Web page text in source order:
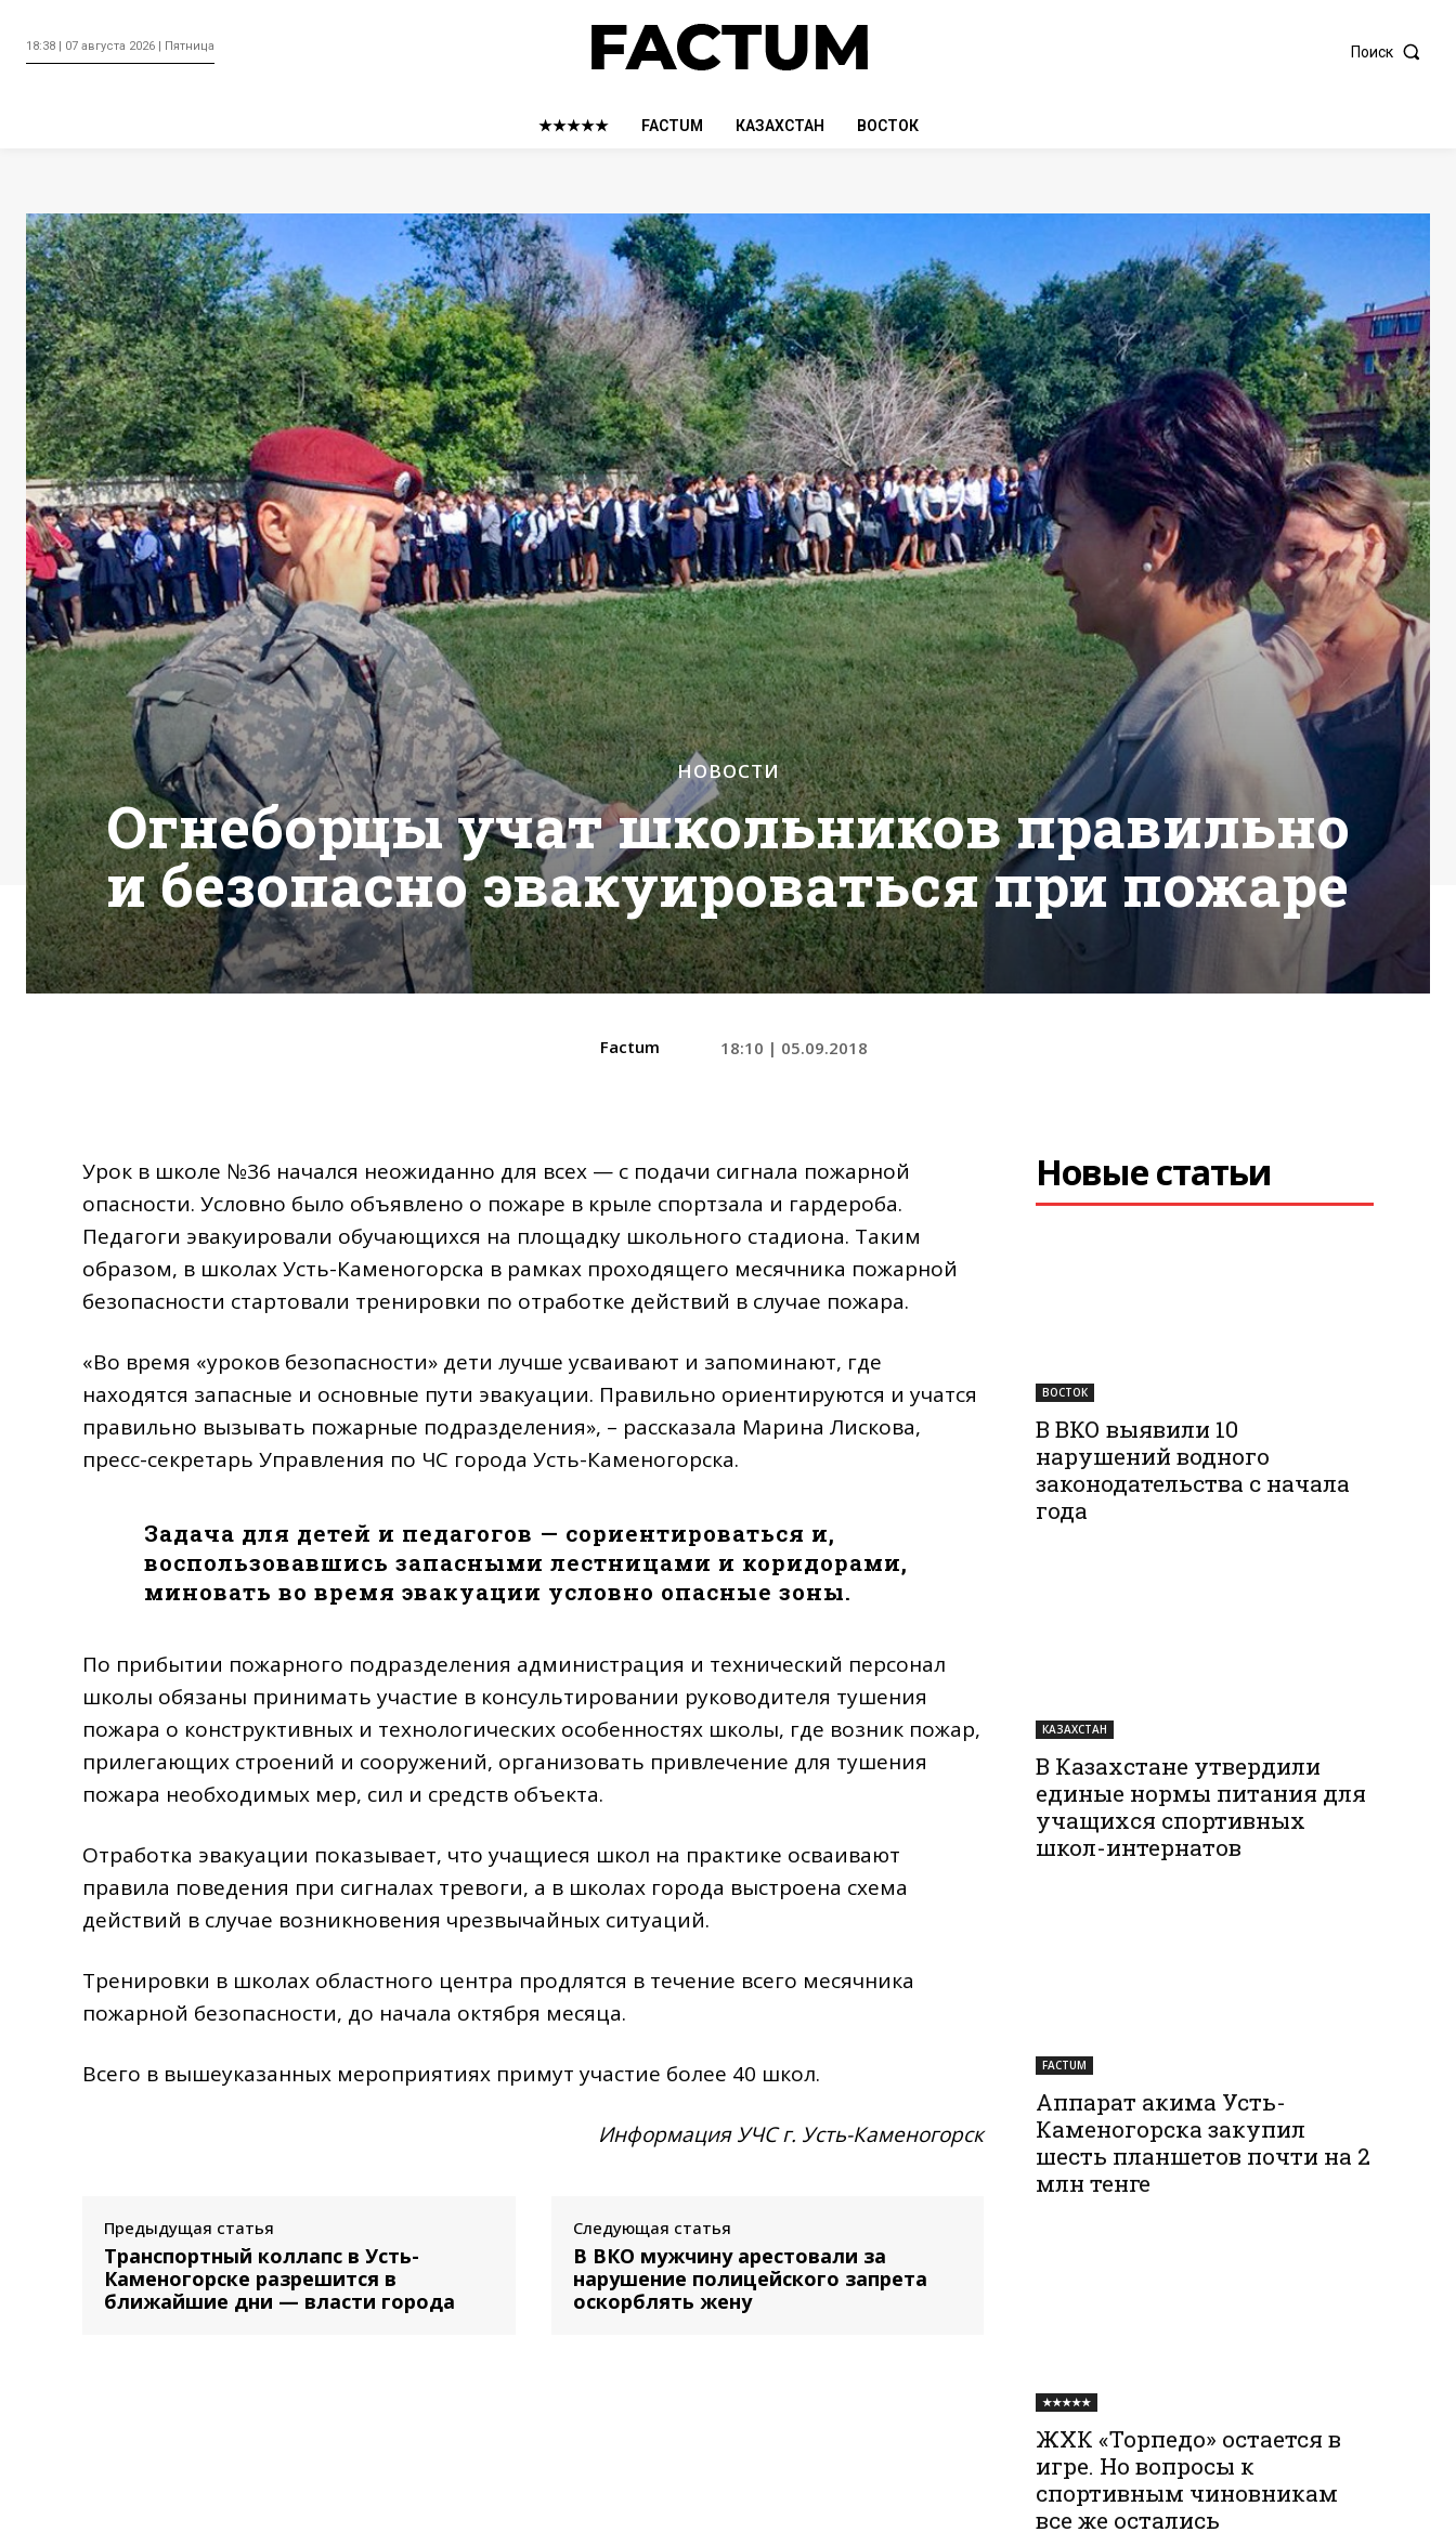
18:38 | 07 августа 2026 | Пятница Поиск
★★★★★ FACTUM КАЗАХСТАН ВОСТОК
НОВОСТИ
Огнеборцы учат школьников правильно
и безопасно эвакуироваться при пожаре
Factum 18:10 | 05.09.2018
Урок в школе №36 начался неожиданно для всех — с подачи сигнала пожарной
опасности. Условно было объявлено о пожаре в крыле спортзала и гардероба.
Педагоги эвакуировали обучающихся на площадку школьного стадиона. Таким
образом, в школах Усть-Каменогорска в рамках проходящего месячника пожарной
безопасности стартовали тренировки по отработке действий в случае пожара.
«Во время «уроков безопасности» дети лучше усваивают и запоминают, где
находятся запасные и основные пути эвакуации. Правильно ориентируются и учатся
правильно вызывать пожарные подразделения», – рассказала Марина Лискова,
пресс-секретарь Управления по ЧС города Усть-Каменогорска.
Задача для детей и педагогов — сориентироваться и,
воспользовавшись запасными лестницами и коридорами,
миновать во время эвакуации условно опасные зоны.
По прибытии пожарного подразделения администрация и технический персонал
школы обязаны принимать участие в консультировании руководителя тушения
пожара о конструктивных и технологических особенностях школы, где возник пожар,
прилегающих строений и сооружений, организовать привлечение для тушения
пожара необходимых мер, сил и средств объекта.
Отработка эвакуации показывает, что учащиеся школ на практике осваивают
правила поведения при сигналах тревоги, а в школах города выстроена схема
действий в случае возникновения чрезвычайных ситуаций.
Тренировки в школах областного центра продлятся в течение всего месячника
пожарной безопасности, до начала октября месяца.
Всего в вышеуказанных мероприятиях примут участие более 40 школ.
Информация УЧС г. Усть-Каменогорск
Предыдущая статья
Транспортный коллапс в Усть-
Каменогорске разрешится в
ближайшие дни — власти города
Следующая статья
В ВКО мужчину арестовали за
нарушение полицейского запрета
оскорблять жену
Новые статьи
ВОСТОК
В ВКО выявили 10
нарушений водного
законодательства с начала
года
КАЗАХСТАН
В Казахстане утвердили
единые нормы питания для
учащихся спортивных
школ-интернатов
FACTUM
Аппарат акима Усть-
Каменогорска закупил
шесть планшетов почти на 2
млн тенге
★★★★★
ЖХК «Торпедо» остается в
игре. Но вопросы к
спортивным чиновникам
все же остались